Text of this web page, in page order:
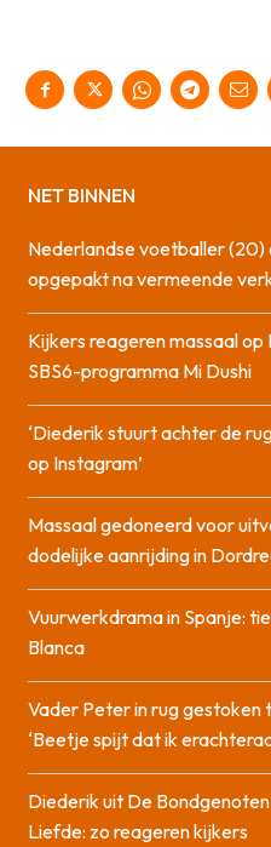
NET BINNEN
Nederlandse voetballer (20)
opgepakt na vermeende
Kijkers reageren massaal
SBS6-programma Mi Dushi
‘Diederik stuurt achter de
op Instagram’
Massaal gedoneerd voor
dodelijke aanrijding in
Vuurwerkdrama in Spanje:
Blanca
Vader Peter in rug
‘Beetje spijt dat ik
Diederik uit De
Liefde: zo reageren kijkers